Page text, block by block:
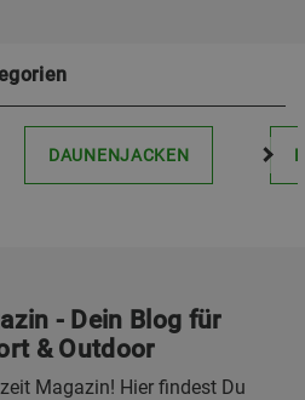
DAUNENJACKEN
- Dein Blog für
& Outdoor
Magazin! Hier findest Du